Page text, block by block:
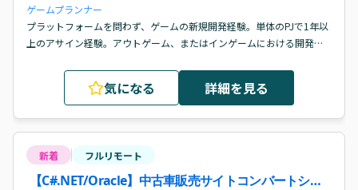
ゲームプランナー
プラットフォームを問わず、ゲームの新規開発経験。単体のPJで1年以
上のアサイン経験。アウトゲーム、またはインゲームにおける開発仕
ーション能力。
気になる 詳細を見る
新着 フルリモート
【C#.NET/Oracle】中古車販売サイトコンバートシス